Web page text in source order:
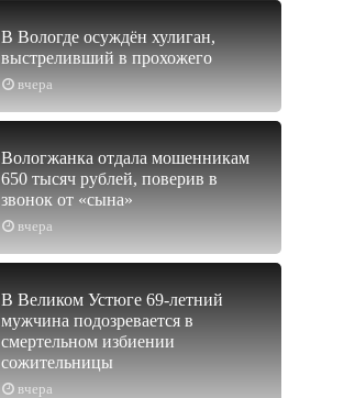
вчера
В Вологде осуждён хулиган,
выстреливший в прохожего
вчера
Вологжанка отдала мошенникам
650 тысяч рублей, поверив в
звонок от «сына»
вчера
В Великом Устюге 69-летний
мужчина подозревается в
смертельном избиении
сожительницы